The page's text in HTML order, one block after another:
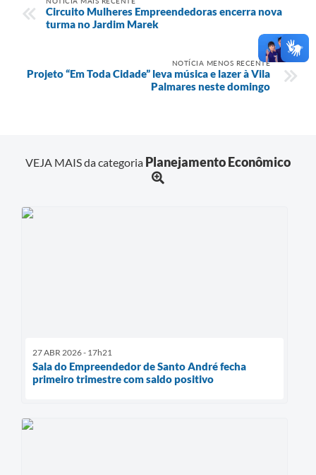
Circuito Mulheres Empreendedoras encerra nova
turma no Jardim Marek
NOTÍCIA MENOS RECENTE
Projeto “Em Toda Cidade” leva música e lazer à Vila
Palmares neste domingo
VEJA MAIS da categoria Planejamento Econômico
27 ABR 2026 - 17h21
Sala do Empreendedor de Santo André fecha
primeiro trimestre com saldo positivo